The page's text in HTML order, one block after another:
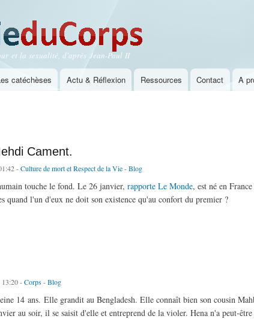
et la sexualité, d'après Jean-Paul II
catéchèses Actu & Réflexion Ressources Contact A
Cament.
-Culture de mort et Respect de la Vie-Blog
touche le fond. Le 26 janvier, rapporte Le Monde, est né en
quand l'un d'eux ne doit son existence qu'au confort du premier ?
13:20 -Corps -Blog
14 ans. Elle grandit au Bengladesh. Elle connaît bien son cousin
au soir, il se saisit d'elle et entreprend de la violer. Hena n'a peut-